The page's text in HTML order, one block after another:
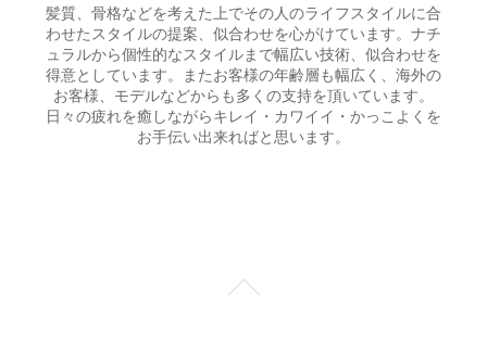
髪質、骨格などを考えた上でその人のライフスタイルに合
わせたスタイルの提案、似合わせを心がけています。ナチ
ュラルから個性的なスタイルまで幅広い技術、似合わせを
得意としています。またお客様の年齢層も幅広く、海外の
お客様、モデルなどからも多くの支持を頂いています。
日々の疲れを癒しながらキレイ・カワイイ・かっこよくを
お手伝い出来ればと思います。